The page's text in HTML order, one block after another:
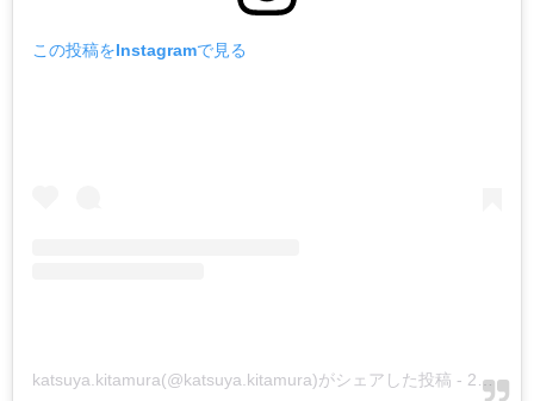
この投稿をInstagramで見る
katsuya.kitamura(@katsuya.kitamura)がシェアした投稿 - 2020年 6月月20日午後11時48分PDT